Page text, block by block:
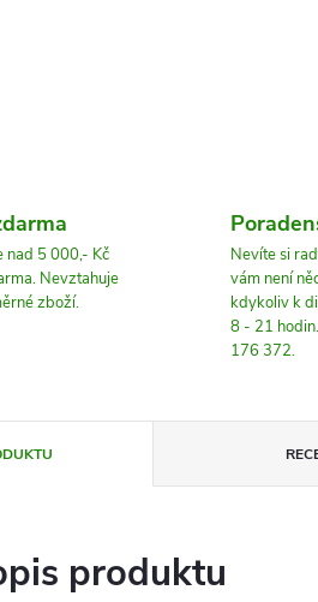
nad 5 000,- Kč
Nevztahuje
zboží.
Nevíte si
vám není
kdykoliv k
8 - 21
176 372.
produktu